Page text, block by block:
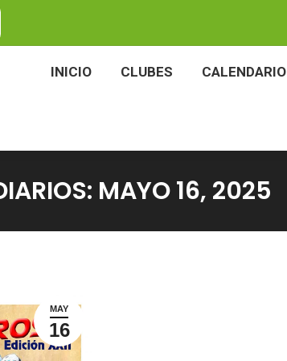
INICIO CLUBES CALENDARIO
MAYO 16, 2025
MAY
16